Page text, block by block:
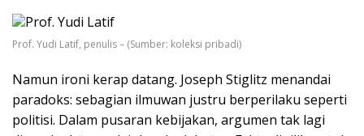
Prof. Yudi Latif, penulis – (Sumber: koleksi pribadi)
Namun ironi kerap datang. Joseph Stiglitz menandai
paradoks: sebagian ilmuwan justru berperilaku seperti
politisi. Dalam pusaran kebijakan, argumen tak lagi